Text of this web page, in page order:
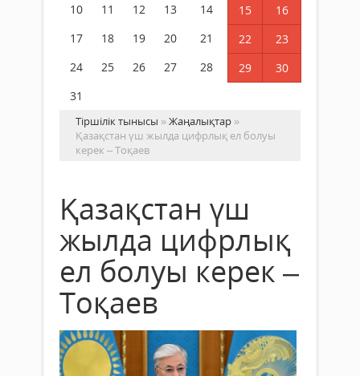
10
11 12 13 14 15
16
17
18 19 20 21 22
23
24
25 26 27 28 29
30
31
Тіршілік тынысы »Жаңалықтар »
Қазақстан үш жылда цифрлық ел болуы
керек – Тоқаев
Қазақстан үш
жылда цифрлық
ел болуы керек –
Тоқаев